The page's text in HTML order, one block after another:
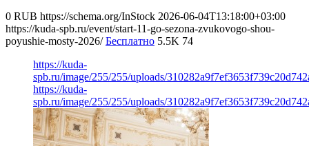
0 RUB https://schema.org/InStock 2026-06-04T13:18:00+03:00
https://kuda-spb.ru/event/start-11-go-sezona-zvukovogo-shou-
poyushie-mosty-2026/ Бесплатно 5.5K 74
https://kuda-
spb.ru/image/255/255/uploads/
https://kuda-
spb.ru/image/255/255/uploads/